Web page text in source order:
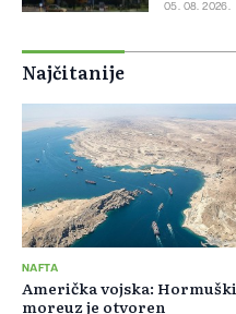
05. 08. 2026.
Najčitanije
NAFTA
Američka vojska: Hormuški
moreuz je otvoren